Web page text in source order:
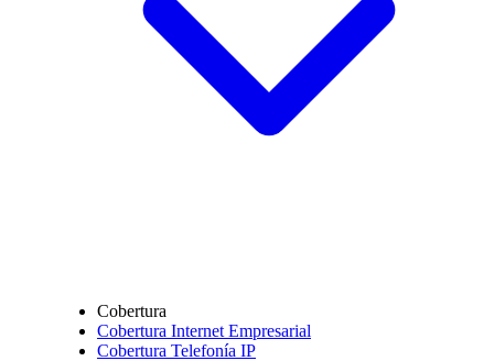
Cobertura
Cobertura Internet Empresarial
Cobertura Telefonía IP